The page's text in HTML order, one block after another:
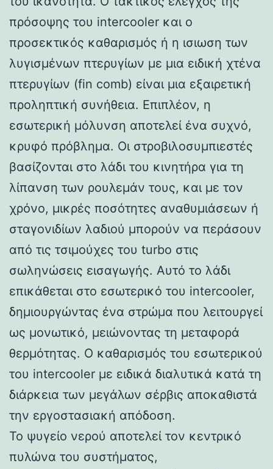
πρόσοψης του intercooler και ο
προσεκτικός καθαρισμός ή η ισιωση των
λυγισμένων πτερυγίων με μια ειδική χτένα
πτερυγίων (fin comb) είναι μια εξαιρετική
προληπτική συνήθεια. Επιπλέον, η
εσωτερική μόλυνση αποτελεί ένα συχνό,
κρυφό πρόβλημα. Οι στροβιλοσυμπιεστές
βασίζονται στο λάδι του κινητήρα για τη
λίπανση των ρουλεμάν τους, και με τον
χρόνο, μικρές ποσότητες αναθυμιάσεων ή
σταγονιδίων λαδιού μπορούν να περάσουν
από τις τσιμούχες του turbo στις
σωληνώσεις εισαγωγής. Αυτό το λάδι
επικάθεται στο εσωτερικό του intercooler,
δημιουργώντας ένα στρώμα που λειτουργεί
ως μονωτικό, μειώνοντας τη μεταφορά
θερμότητας. Ο καθαρισμός του εσωτερικού
του intercooler με ειδικά διαλυτικά κατά τη
διάρκεια των μεγάλων σέρβις αποκαθιστά
την εργοστασιακή απόδοση.
Το ψυγείο νερού αποτελεί τον κεντρικό
πυλώνα του συστήματος,